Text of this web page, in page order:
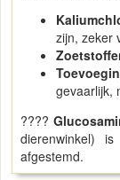
zijn, zeker
gevaarlijk,
????
dierenwinkel)
afgestemd.